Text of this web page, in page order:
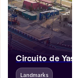
Circuito de
Landmarks